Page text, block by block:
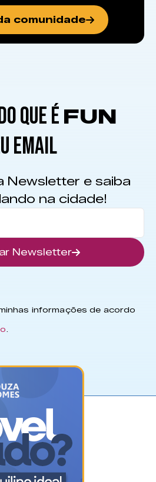
comunidade
QUE É FUN
EMAIL
Newsletter e saiba
na cidade!
Newsletter
informações de acordo
.